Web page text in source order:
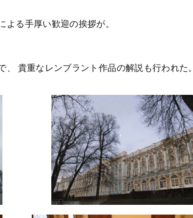
る手厚い歓迎の挨拶が。
貴重なレンブラント作品の解説も行われた。